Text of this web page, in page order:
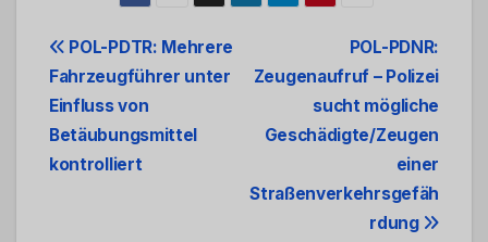
Beitrags-
Navigation
POL-PDNR:
Zeugenaufruf – Polizei
sucht mögliche
Geschädigte/Zeugen
einer
Straßenverkehrsgefäh
rdung
POL-PDTR: Mehrere
Fahrzeugführer unter
Einfluss von
Betäubungsmittel
kontrolliert